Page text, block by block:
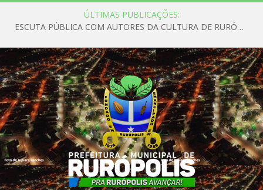
ÚLTIMAS PUBLICAÇÕES:
ESCUTA PÚBLICA COM AUTORES DA CULTURA DE RURÓPOLIS